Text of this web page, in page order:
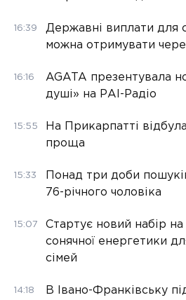
16:39
Державні виплати для
можна отримувати
16:16
AGATA презентувала
душі» на РАІ-Радіо
15:55
На Прикарпатті
проща
15:33
Понад три доби
76-річного чоловіка
15:07
Стартує новий набір на
сонячної енергетики
сімей
14:18
В Івано-Франківську